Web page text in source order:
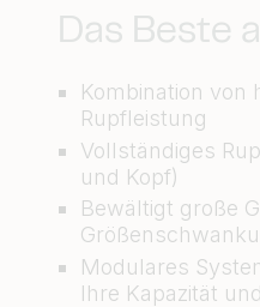
Das Beste
Kombination von
Rupfleistung
Vollständiges
und Kopf)
Bewältigt große
Modulares
Ihre Kapazität